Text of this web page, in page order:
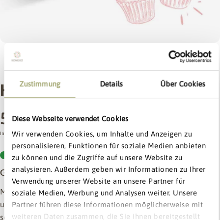
Zustimmung Details Über Cookies
Diese Webseite verwendet Cookies
Wir verwenden Cookies, um Inhalte und Anzeigen zu
personalisieren, Funktionen für soziale Medien anbieten
zu können und die Zugriffe auf unsere Website zu
analysieren. Außerdem geben wir Informationen zu Ihrer
Verwendung unserer Website an unsere Partner für
soziale Medien, Werbung und Analysen weiter. Unsere
Partner führen diese Informationen möglicherweise mit
weiteren Daten zusammen, die Sie ihnen bereitgestellt
KOMEKO KUCHENGLÜCK
Regulärer
Preis
5,49 €
Inkl. MwSt. zzgl.Versandkosten
Auf Lager - in 1-3 Werktagen bei dir.
Glutenfreies Backen, das einfach gelingt
MitKOMEKO KUCHENGLÜCKwird glutenfreies Backen endlich
unkompliziert. Unsere fein abgestimmte Reismehlmischung
sorgt fürsaftige Kuchen,lockere Teigeund zuverlässige
Exklusiv:bis zu
15% Rabatt
Dein Willkommens-Extra
5% ab 0€
10% ab 40€
15% ab 100€
Namen